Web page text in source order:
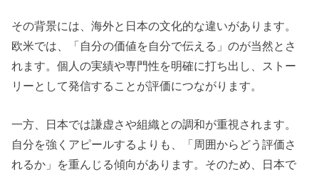
その背景には、海外と日本の文化的な違いがあります。
欧米では、「自分の価値を自分で伝える」のが当然とさ
れます。個人の実績や専門性を明確に打ち出し、ストー
リーとして発信することが評価につながります。
一方、日本では謙虚さや組織との調和が重視されます。
自分を強くアピールするよりも、「周囲からどう評価さ
れるか」を重んじる傾向があります。そのため、日本で